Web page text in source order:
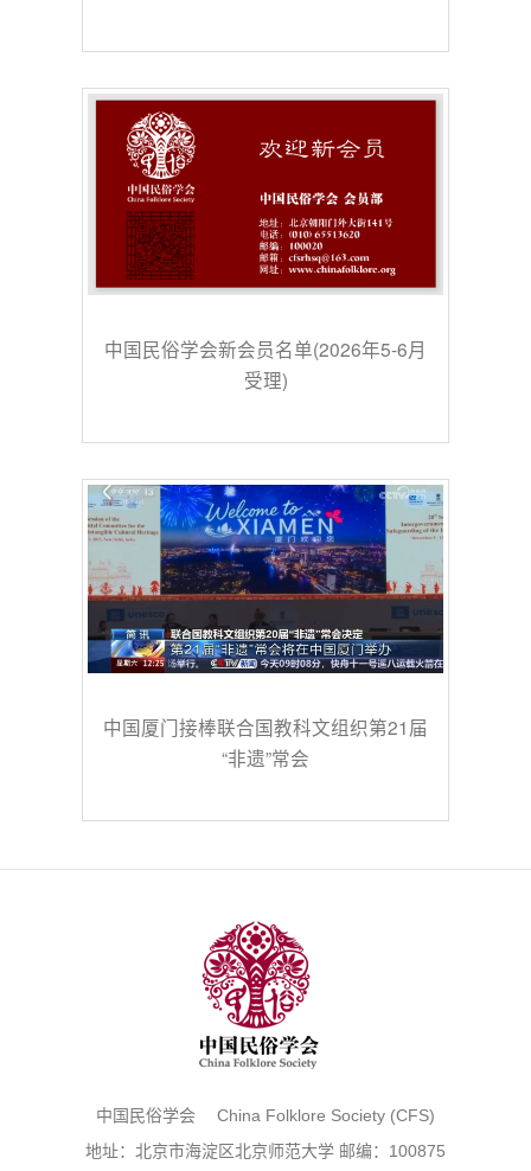
中国民俗学会新会员名单(2026年5-6月
受理)
中国厦门接棒联合国教科文组织第21届
“非遗”常会
中国民俗学会 China Folklore Society (CFS)
地址：北京市海淀区北京师范大学 邮编：100875